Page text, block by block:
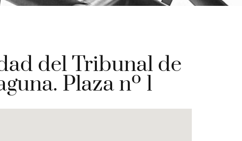
del Tribunal de
Plaza nº 1